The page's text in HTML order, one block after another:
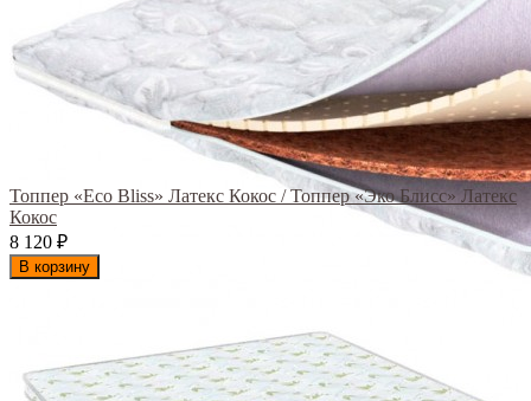
Топпер «Eco Bliss» Латекс Кокос / Топпер «Эко Блисс» Латекс
Кокос
8 120 ₽
В корзину